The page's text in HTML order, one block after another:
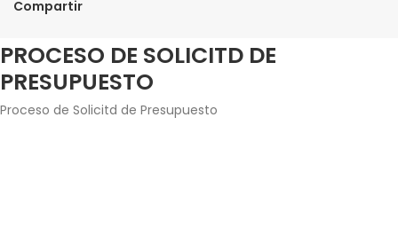
Compartir
PROCESO DE SOLICITD DE
PRESUPUESTO
Proceso de Solicitd de Presupuesto